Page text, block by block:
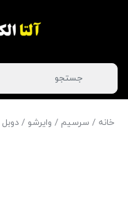
خانه / سرسیم / وایرشو / دوبل